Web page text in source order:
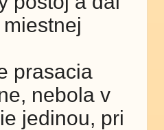
prasacia
nebola v
jedinou, pri